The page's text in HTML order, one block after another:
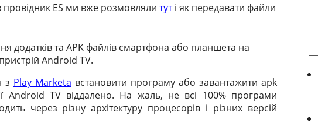
ES ми вже розмовляли туті як передавати файли
додатків та APK файлів смартфона або планшета на
Android TV.
з Play Marketа встановити програму або завантажити apk
Android TV віддалено. На жаль, не всі 100% програми
через різну архітектуру процесорів і різних версій